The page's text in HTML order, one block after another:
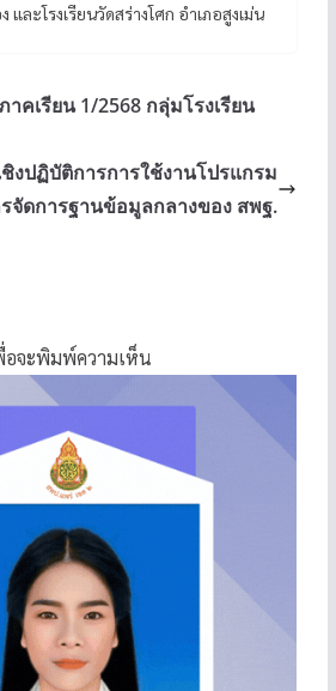
และโรงเรียนวัดสร่างโศก อำเภอสูงเม่น
าคเรียน 1/2568 กลุ่มโรงเรียน
ชิงปฏิบัติการการใช้งานโปรแกรม
จัดการฐานข้อมูลกลางของ สพฐ.
อจะพิมพ์ความเห็น